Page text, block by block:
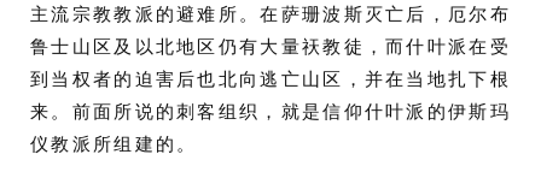
主流宗教教派的避难所。在萨珊波斯灭亡后，厄尔布
鲁士山区及以北地区仍有大量祆教徒，而什叶派在受
到当权者的迫害后也北向逃亡山区，并在当地扎下根
来。前面所说的刺客组织，就是信仰什叶派的伊斯玛
仪教派所组建的。